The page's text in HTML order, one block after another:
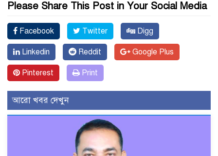
Please Share This Post in Your Social Media
Facebook Twitter Digg
Linkedin Reddit Google Plus
Pinterest Print
আরো খবর দেখুন